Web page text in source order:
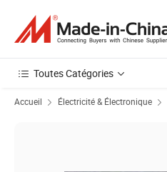
Toutes Catégories
Accueil Électricité & Électronique